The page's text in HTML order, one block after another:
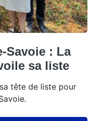
Savoie : La
sa liste
tête de liste pour